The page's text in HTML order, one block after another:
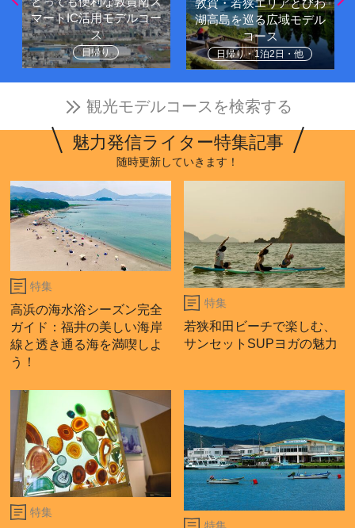
マートIC活用モデルコー
ス
日帰り
敦賀・若狭エリアとびわ
湖高島を巡る広域モデル
コース
日帰り・1泊2日・他
観光モデルコースを検索する
魅力発信ライター特集記事
随時更新していきます！
特集
高浜の海水浴シーズン完全
ガイド：福井の美しい海岸
線と透き通る海を満喫しよ
う！
特集
若狭和田ビーチで楽しむ、
サンセットSUPヨガの魅力
特集